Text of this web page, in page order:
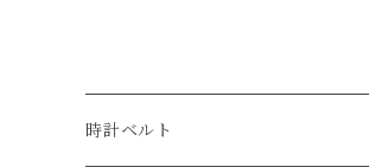
時計ベルト